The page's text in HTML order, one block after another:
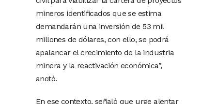
mineros identificados que se estima
demandarán una inversión de 53 mil
millones de dólares, con ello, se podrá
apalancar el crecimiento de la industria
minera y la reactivación económica”,
anotó.
En ese contexto, señaló que urge alentar